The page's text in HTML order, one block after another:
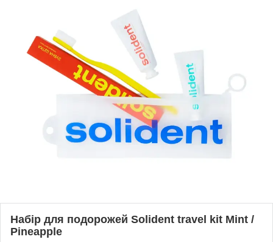
Набір для подорожей Solident travel kit Mint /
Pineapple